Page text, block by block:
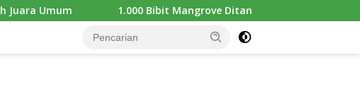
1.000 Bibit Mangrove Ditanam di Pantai Teluk Lingga Kutim, KPC